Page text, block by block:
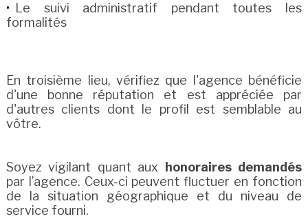
Le suivi administratif pendant toutes les
formalités
En troisième lieu, vérifiez que l'agence bénéficie
d'une bonne réputation et est appréciée par
d'autres clients dont le profil est semblable au
vôtre.
Soyez vigilant quant aux
honoraires demandés
par l’agence. Ceux-ci peuvent fluctuer en fonction
de la situation géographique et du niveau de
service fourni.